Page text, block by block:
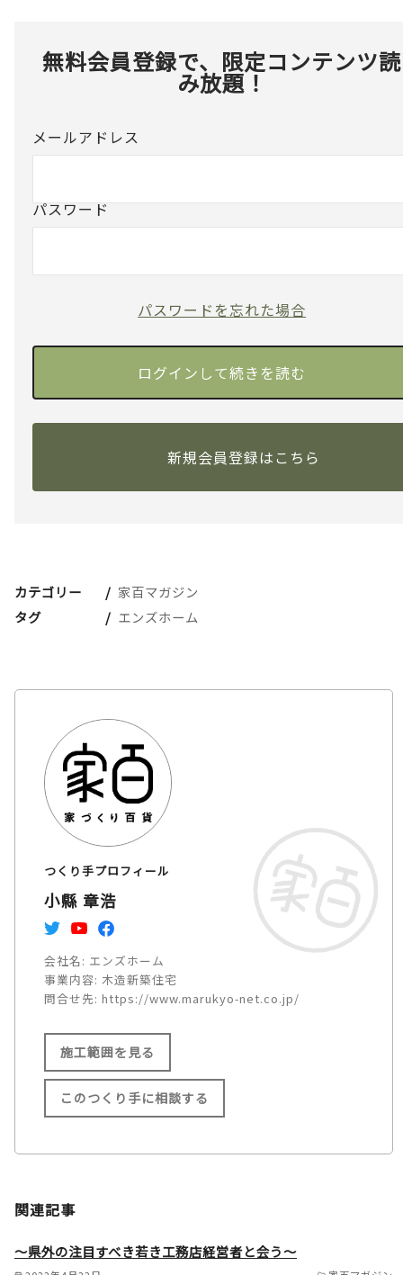
無料会員登録で、限定コンテンツ読
み放題！
メールアドレス
パスワード
パスワードを忘れた場合
新規会員登録はこちら
カテゴリー
家百マガジン
タグ
エンズホーム
つくり手プロフィール
小縣 章浩
会社名: エンズホーム
事業内容: 木造新築住宅
問合せ先: https://www.marukyo-net.co.jp/
施工範囲を見る
施工範囲
山市/一宮市/稲沢市/あま市/津
このつくり手に相談する
関連記事
～県外の注目すべき若き工務店経営者と会う～